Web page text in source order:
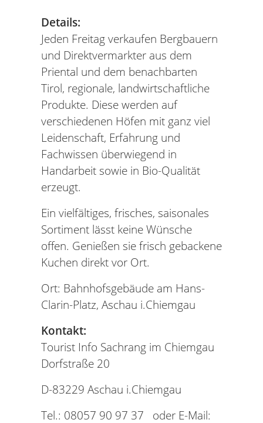
Details:
Jeden Freitag verkaufen Bergbauern
und Direktvermarkter aus dem
Priental und dem benachbarten
Tirol, regionale, landwirtschaftliche
Produkte. Diese werden auf
verschiedenen Höfen mit ganz viel
Leidenschaft, Erfahrung und
Fachwissen überwiegend in
Handarbeit sowie in Bio-Qualität
erzeugt.
Ein vielfältiges, frisches, saisonales
Sortiment lässt keine Wünsche
offen. Genießen sie frisch gebackene
Kuchen direkt vor Ort.
Ort: Bahnhofsgebäude am Hans-
Clarin-Platz, Aschau i.Chiemgau
Kontakt:
Tourist Info Sachrang im Chiemgau
Dorfstraße 20
D-83229 Aschau i.Chiemgau
Tel.: 08057 90 97 37 oder E-Mail: